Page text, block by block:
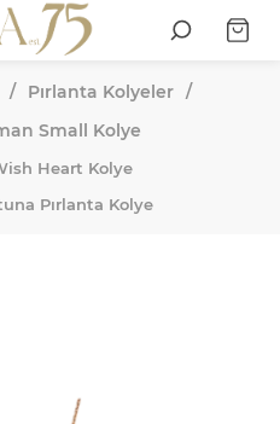
/ Pırlanta Kolyeler /
Small Kolye
Heart Kolye
Pırlanta Kolye